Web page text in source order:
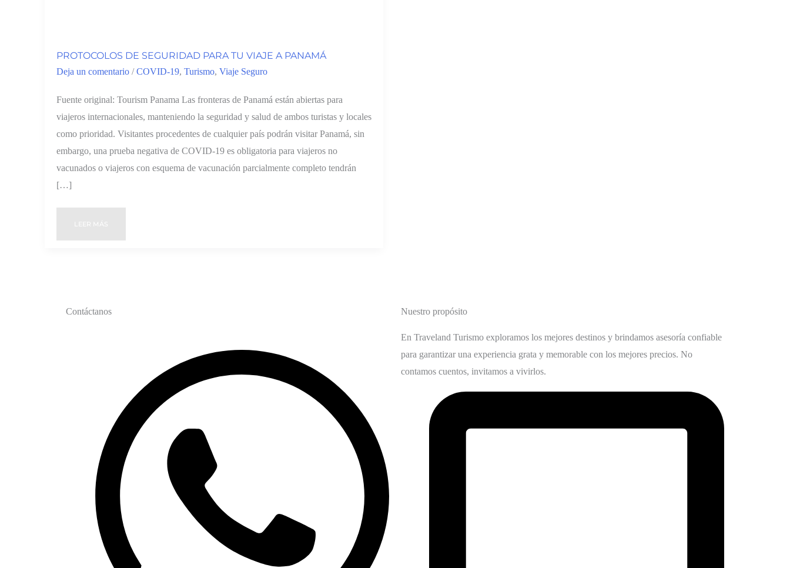
PROTOCOLOS DE SEGURIDAD PARA TU VIAJE A PANAMÁ
Deja un comentario /COVID-19, Turismo, Viaje Seguro
Fuente original: Tourism Panama Las fronteras de Panamá están abiertas para
viajeros internacionales, manteniendo la seguridad y salud de ambos turistas y locales
como prioridad. Visitantes procedentes de cualquier país podrán visitar Panamá, sin
embargo, una prueba negativa de COVID-19 es obligatoria para viajeros no
vacunados o viajeros con esquema de vacunación parcialmente completo tendrán
[…]
LEER MÁS
Contáctanos Nuestro propósito
En Traveland Turismo exploramos los mejores destinos y brindamos asesoría confiable
para garantizar una experiencia grata y memorable con los mejores precios. No
contamos cuentos, invitamos a vivirlos.